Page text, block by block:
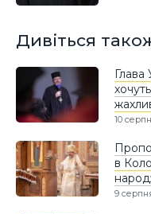
Дивіться
10
в
9